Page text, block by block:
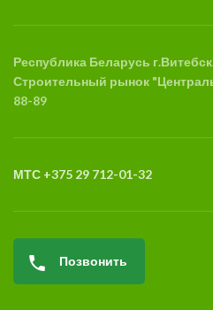
Республика Беларусь
Строительный рынок
88-89
МТС +375 29 712-01-32
Позвонить